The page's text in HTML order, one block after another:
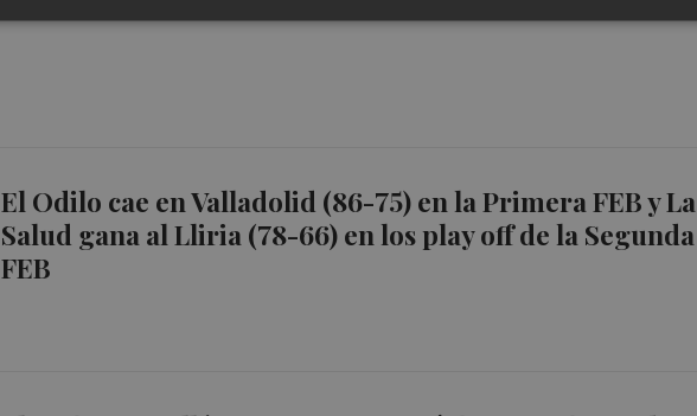
El Odilo cae en Valladolid (86-75) en la Primera FEB y La
Salud gana al Lliria (78-66) en los play off de la Segunda
FEB